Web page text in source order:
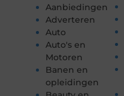
Aanbiedingen
Adverteren
Auto
Auto's en
Motoren
Banen en
opleidingen